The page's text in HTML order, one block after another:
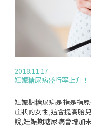
療化"感到不確定,他們
引而被醫療化.並且史
史達汀無助於降低初次
脂是否真的能避免心血
多爭論,但醫療人員基於
讓患者在決定是否服藥
而對於心血管疾病患者
汀被證實能夠延長患者
影響.醫藥公司一直試圖
治療必定能致富.1998
幾天內漲了兩倍.之後,
013年專利終止以後還
不喜歡在羅曼蒂克的情
尿病是可以預防的.經由
普遍迅速增加,是攸關民
聯的方法稱為"孟德爾隨
無能有關.如果一個基因
引發疾病的強烈証據,而
224,000個男子進行分
2018.11.17
妊娠糖尿病盛行率上升！
妊娠期糖尿病是指是指
症狀的女性,這會提高胎
說,妊娠期糖尿病會增加